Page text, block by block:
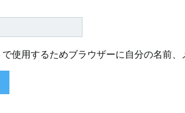
使用するためブラウザーに自分の名前、